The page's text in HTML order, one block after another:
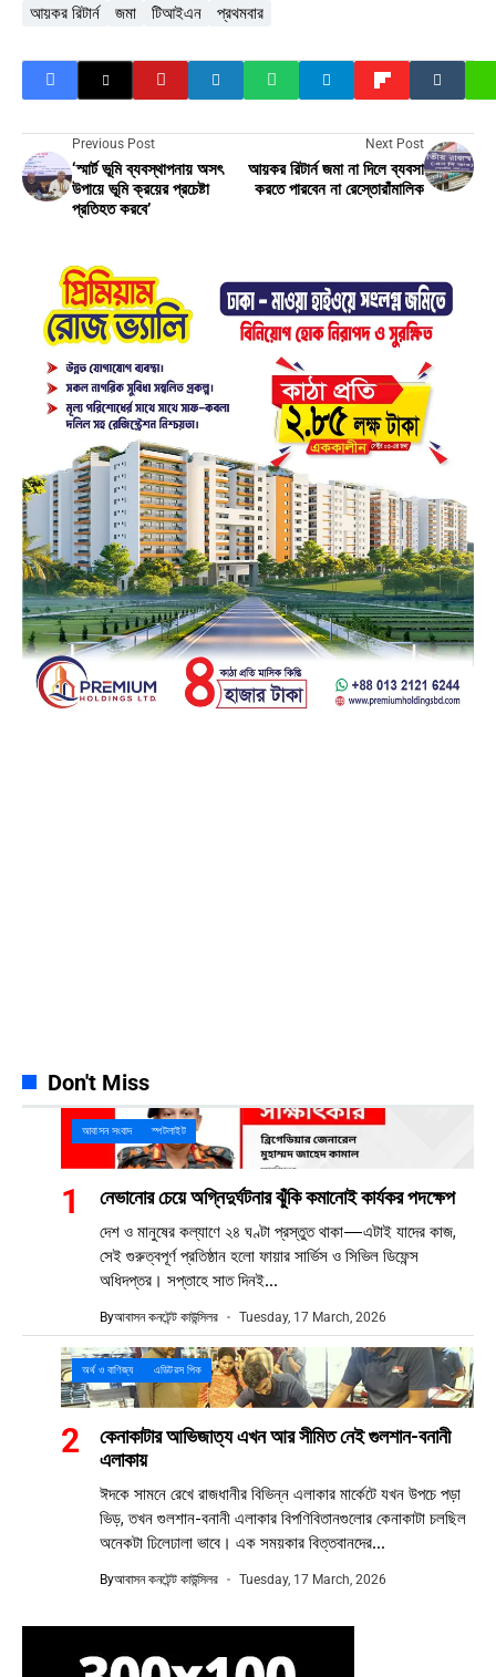
আয়কর রিটার্ন জমা টিআইএন প্রথমবার
Previous Post
‘স্মার্ট ভূমি ব্যবস্থাপনায় অসৎ
উপায়ে ভূমি ক্রয়ের প্রচেষ্টা
প্রতিহত করবে’
Next Post
আয়কর রিটার্ন জমা না দিলে ব্যবসা
করতে পারবেন না রেস্তোরাঁমালিক
Don't Miss
আবাসন সংবাদ স্পটলাইট
নেভানোর চেয়ে অগ্নিদুর্ঘটনার ঝুঁকি কমানোই কার্যকর পদক্ষেপ
দেশ ও মানুষের কল্যাণে ২৪ ঘণ্টা প্রস্তুত থাকা—এটাই যাদের কাজ,
সেই গুরুত্বপূর্ণ প্রতিষ্ঠান হলো ফায়ার সার্ভিস ও সিভিল ডিফেন্স
অধিদপ্তর। সপ্তাহে সাত দিনই...
Byআবাসন কনটেন্ট কাউন্সিলর Tuesday, 17 March, 2026
অর্থ ও বাণিজ্য এডিটরস পিক
কেনাকাটার আভিজাত্য এখন আর সীমিত নেই গুলশান-বনানী
এলাকায়
ঈদকে সামনে রেখে রাজধানীর বিভিন্ন এলাকার মার্কেটে যখন উপচে পড়া
ভিড়, তখন গুলশান-বনানী এলাকার বিপণিবিতানগুলোর কেনাকাটা চলছিল
অনেকটা ঢিলেঢালা ভাবে। এক সময়কার বিত্তবানদের...
Byআবাসন কনটেন্ট কাউন্সিলর Tuesday, 17 March, 2026